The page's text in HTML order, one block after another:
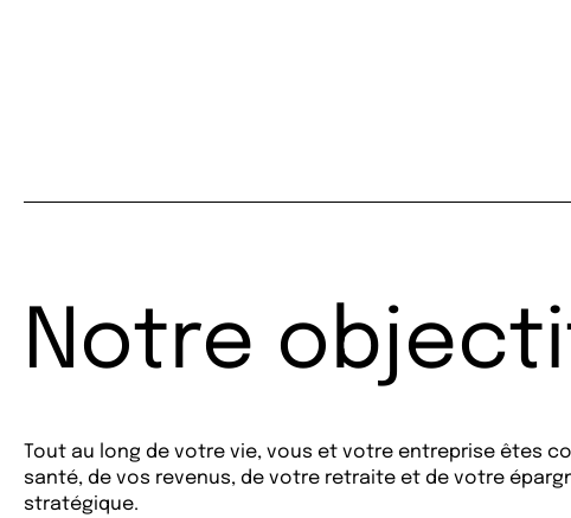
Notre
Tout au long de votre vie, vous et votre entreprise êtes
santé, de vos revenus, de votre retraite et de votre
stratégique.